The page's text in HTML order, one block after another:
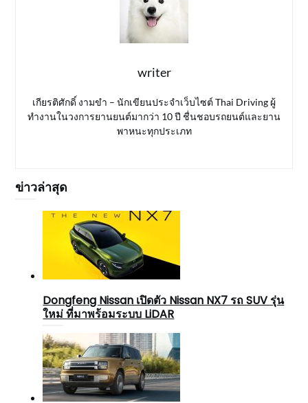
writer
เกียรติศักดิ์ งามขำ – นักเขียนประจำเว็บไซต์ Thai Driving ผู้
ทำงานในวงการยานยนต์มากว่า 10 ปี ชื่นชอบรถยนต์และยาน
พาหนะทุกประเภท
ข่าวล่าสุด
Dongfeng Nissan เปิดตัว Nissan NX7 รถ SUV รุ่น
ใหม่ ที่มาพร้อมระบบ LiDAR